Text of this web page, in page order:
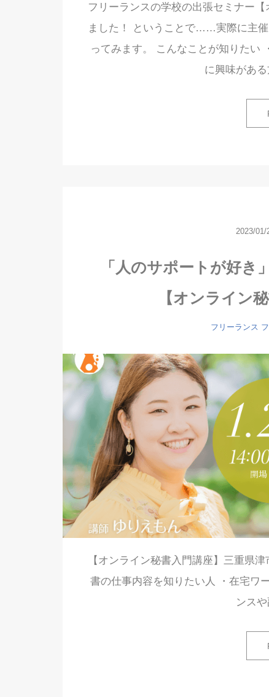
フリーランスの学校の出張セミナー
ました！ ということで……実際に主
ってみます。 こんなことが知りたい
に興味がある
2023/01/
「人のサポートが好き
【オンライン
フリーランス
【オンライン秘書入門講座】三重県
書の仕事内容を知りたい人 ・在宅ワ
ンス